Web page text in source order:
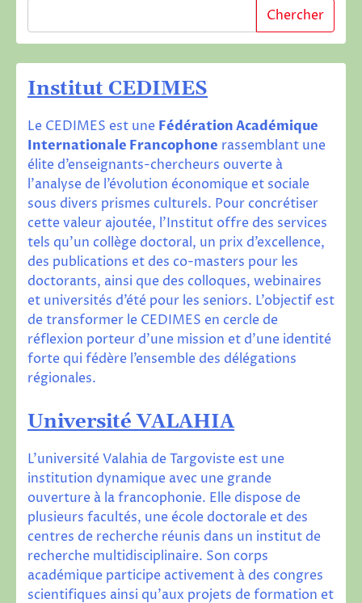
Chercher
Institut CEDIMES
Le CEDIMES est une Fédération Académique
Internationale Francophone rassemblant une
élite d’enseignants-chercheurs ouverte à
l’analyse de l’évolution économique et sociale
sous divers prismes culturels. Pour concrétiser
cette valeur ajoutée, l’Institut offre des services
tels qu’un collège doctoral, un prix d’excellence,
des publications et des co-masters pour les
doctorants, ainsi que des colloques, webinaires
et universités d’été pour les seniors. L’objectif est
de transformer le CEDIMES en cercle de
réflexion porteur d’une mission et d’une identité
forte qui fédère l’ensemble des délégations
régionales.
Université VALAHIA
L’université Valahia de Targoviste est une
institution dynamique avec une grande
ouverture à la francophonie. Elle dispose de
plusieurs facultés, une école doctorale et des
centres de recherche réunis dans un institut de
recherche multidisciplinaire. Son corps
académique participe activement à des congres
scientifiques ainsi qu’aux projets de formation et